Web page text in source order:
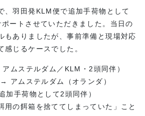
、羽田発KLM便で追加手荷物として
ートさせていただきました。当日の
もありましたが、事前準備と現場対応
感じるケースでした。
ムステルダム／KLM・2頭同伴）
アムステルダム（オランダ）
加手荷物として2頭同伴）
用の餌箱を捨ててしまっていた」こと